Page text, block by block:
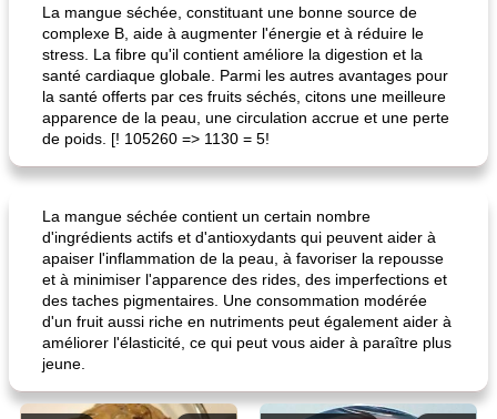
La mangue séchée, constituant une bonne source de
complexe B, aide à augmenter l'énergie et à réduire le
stress. La fibre qu'il contient améliore la digestion et la
santé cardiaque globale. Parmi les autres avantages pour
la santé offerts par ces fruits séchés, citons une meilleure
apparence de la peau, une circulation accrue et une perte
de poids. [! 105260 => 1130 = 5!
La mangue séchée contient un certain nombre
d'ingrédients actifs et d'antioxydants qui peuvent aider à
apaiser l'inflammation de la peau, à favoriser la repousse
et à minimiser l'apparence des rides, des imperfections et
des taches pigmentaires. Une consommation modérée
d'un fruit aussi riche en nutriments peut également aider à
améliorer l'élasticité, ce qui peut vous aider à paraître plus
jeune.